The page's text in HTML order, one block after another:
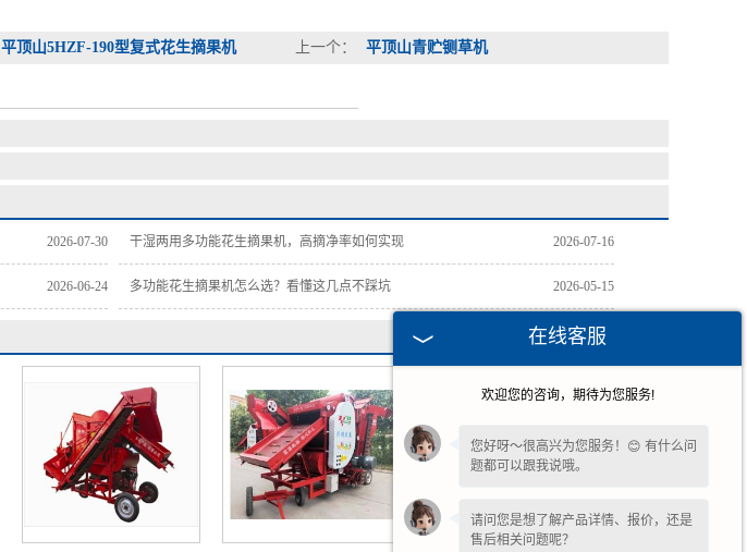
上一个： 平顶山青贮铡草机
平顶山5HZF-190型复式花生摘果机
2026-07-30 2026-07-16
干湿两用多功能花生摘果机，高摘净率如何实现
2026-06-24 2026-05-15
多功能花生摘果机怎么选？看懂这几点不踩坑
在线客服
欢迎您的咨询，期待为您服务!
您好呀～很高兴为您服务！😊 有什么问
题都可以跟我说哦。
请问您是想了解产品详情、报价，还是
售后相关问题呢？